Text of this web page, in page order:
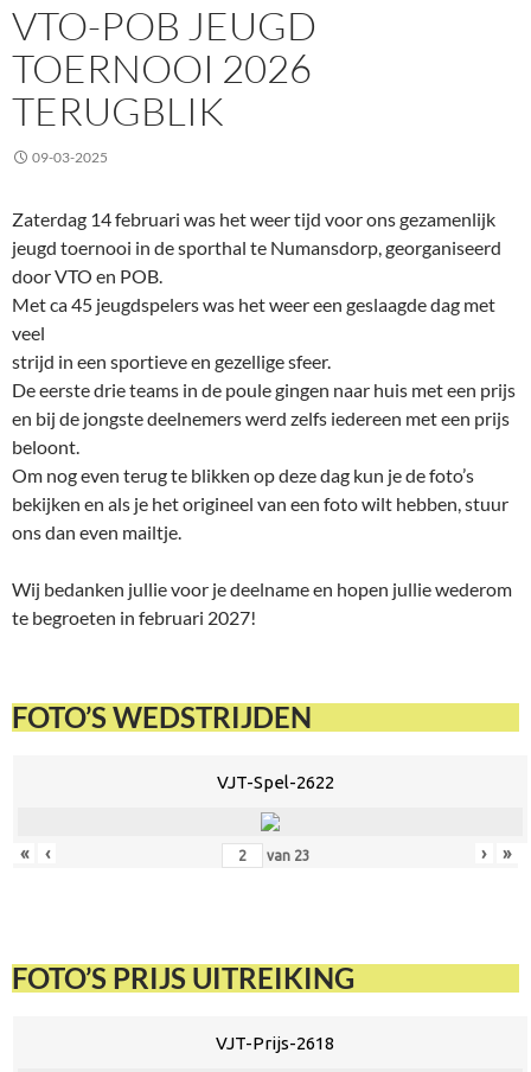
VTO-POB JEUGD
TOERNOOI 2026
TERUGBLIK
09-03-2025
Zaterdag 14 februari was het weer tijd voor ons gezamenlijk
jeugd toernooi in de sporthal te Numansdorp, georganiseerd
door VTO en POB.
Met ca 45 jeugdspelers was het weer een geslaagde dag met
veel
strijd in een sportieve en gezellige sfeer.
De eerste drie teams in de poule gingen naar huis met een prijs
en bij de jongste deelnemers werd zelfs iedereen met een prijs
beloont.
Om nog even terug te blikken op deze dag kun je de foto’s
bekijken en als je het origineel van een foto wilt hebben, stuur
ons dan even mailtje.
Wij bedanken jullie voor je deelname en hopen jullie wederom
te begroeten in februari 2027!
FOTO’S WEDSTRIJDEN
VJT-Spel-2622
« ‹ van 23 › »
FOTO’S PRIJS UITREIKING
VJT-Prijs-2618